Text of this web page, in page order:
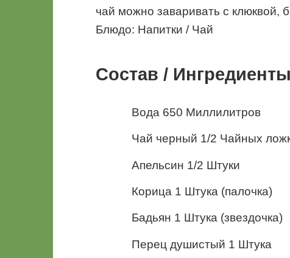
чай можно заваривать с клюквой,
Блюдо: Напитки / Чай
Состав /
Вода 650 Миллилитров
Чай черный 1/2 Чайных
Апельсин 1/2 Штуки
Корица 1 Штука (палочка)
Бадьян 1 Штука (звездочка)
Перец душистый 1 Штука